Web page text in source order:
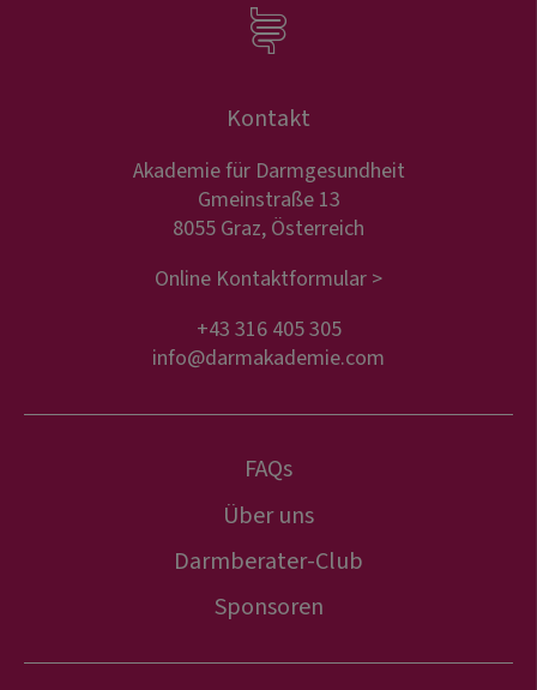
Kontakt
Akademie für Darmgesundheit
Gmeinstraße 13
8055 Graz, Österreich
Online Kontaktformular >
+43 316 405 305
info@darmakademie.com
FAQs
Über uns
Darmberater-Club
Sponsoren